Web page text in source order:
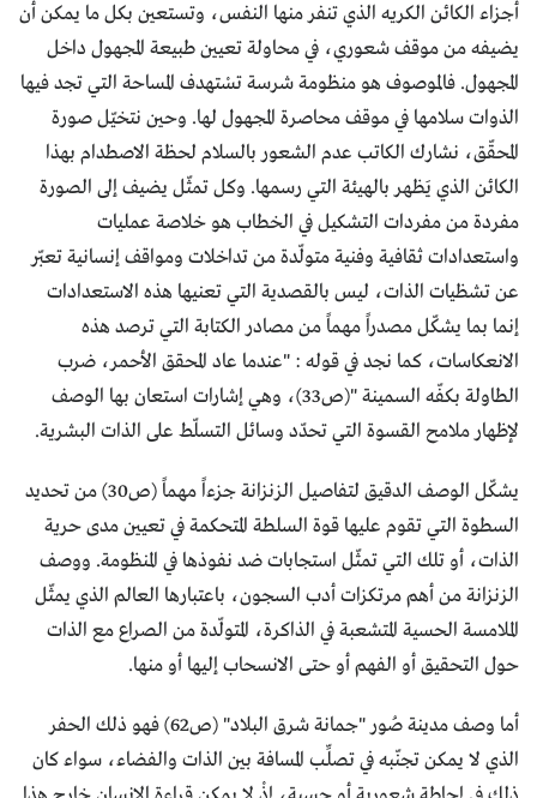
أجزاء الكائن الكريه الذي تنفر منها النفس، وتستعين بكل ما يمكن أن
يضيفه من موقف شعوري، في محاولة تعيين طبيعة المجهول داخل
المجهول. فالموصوف هو منظومة شرسة تسْتهدف المساحة التي تجد فيها
الذوات سلامها في موقف محاصرة المجهول لها. وحين نتخيّل صورة
المحقّق، نشارك الكاتب عدم الشعور بالسلام لحظة الاصطدام بهذا
الكائن الذي يَظهر بالهيئة التي رسمها. وكل تمثّل يضيف إلى الصورة
مفردة من مفردات التشكيل في الخطاب هو خلاصة عمليات
واستعدادات ثقافية وفنية متولّدة من تداخلات ومواقف إنسانية تعبّر
عن تشظيات الذات، ليس بالقصدية التي تعنيها هذه الاستعدادات
إنما بما يشكّل مصدراً مهماً من مصادر الكتابة التي ترصد هذه
الانعكاسات، كما نجد في قوله : "عندما عاد المحقق الأحمر، ضرب
الطاولة بكفّه السمينة "(ص33)، وهي إشارات استعان بها الوصف
لإظهار ملامح القسوة التي تحدّد وسائل التسلّط على الذات البشرية.
يشكّل الوصف الدقيق لتفاصيل الزنزانة جزءاً مهماً (ص30) من تحديد
السطوة التي تقوم عليها قوة السلطة المتحكمة في تعيين مدى حرية
الذات، أو تلك التي تمثّل استجابات ضد نفوذها في المنظومة. ووصف
الزنزانة من أهم مرتكزات أدب السجون، باعتبارها العالم الذي يمثّل
الملامسة الحسية المتشعبة في الذاكرة، المتولّدة من الصراع مع الذات
حول التحقيق أو الفهم أو حتى الانسحاب إليها أو منها.
أما وصف مدينة صُور "جمانة شرق البلاد" (ص62) فهو ذلك الحفر
الذي لا يمكن تجنّبه في تصلِّب المسافة بين الذات والفضاء، سواء كان